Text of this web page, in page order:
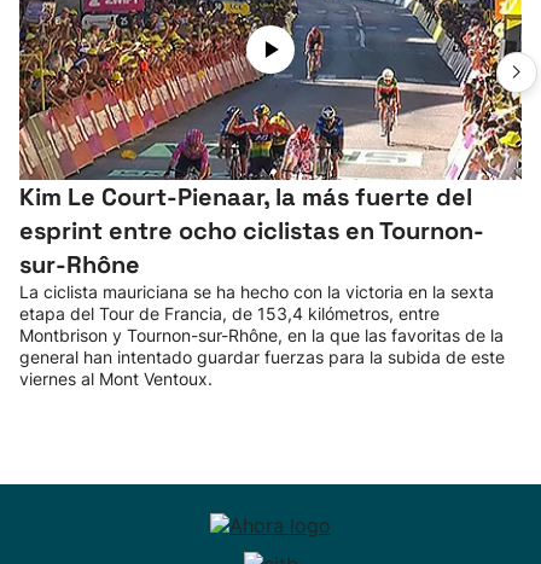
Kim Le Court-Pienaar, la más fuerte del
esprint entre ocho ciclistas en Tournon-
sur-Rhône
La ciclista mauriciana se ha hecho con la victoria en la sexta
etapa del Tour de Francia, de 153,4 kilómetros, entre
Montbrison y Tournon-sur-Rhône, en la que las favoritas de la
general han intentado guardar fuerzas para la subida de este
viernes al Mont Ventoux.